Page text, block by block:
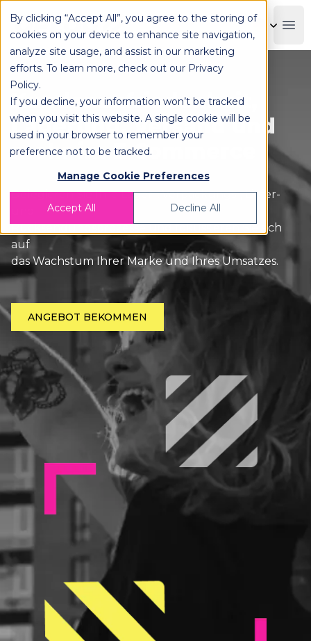
By clicking “Accept All”, you agree to the storing of
cookies on your device to enhance site navigation,
analyze site usage, and assist in our marketing
efforts. To learn more, check out our Privacy
Policy.
If you decline, your information won’t be tracked
when you visit this website. A single cookie will be
used in your browser to remember your
preference not to be tracked.
Manage Cookie Preferences
Accept All Decline All
OPLOG
Kundenzufriedenheit,
Lagerung, Versand und
mehr im E-Commerce
Delegieren Sie Ihre Lager-, Verpackungs-, Liefer-
Rücksendungsprozesse und fokussieren Sie sich
auf
das Wachstum Ihrer Marke und Ihres Umsatzes.
ANGEBOT BEKOMMEN